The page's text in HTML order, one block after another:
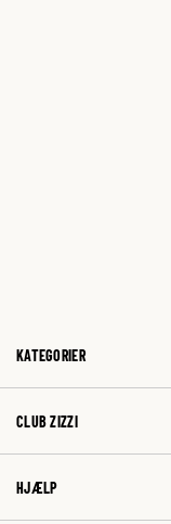
KATEGORIER
CLUB ZIZZI
HJÆLP